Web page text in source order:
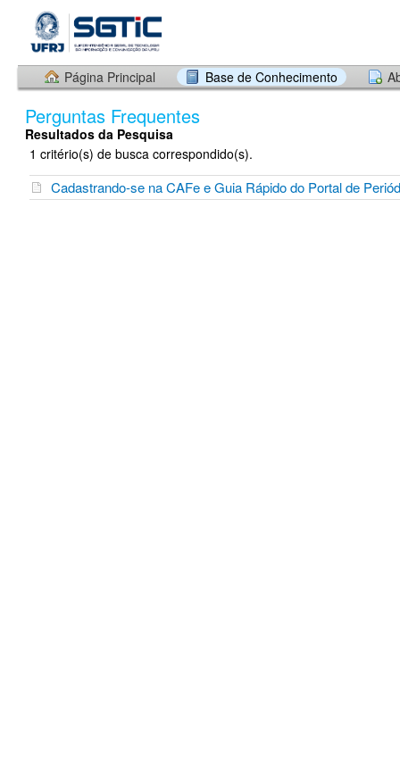
Página Principal Base de Conhecimento
Perguntas Frequentes
Resultados da Pesquisa
1 critério(s) de busca correspondido(s).
Cadastrando-se na CAFe e Guia Rápido do Portal de